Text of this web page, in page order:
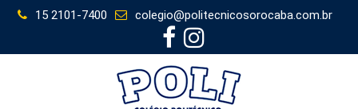
Skip
content
15 2101-7400 colegio@politecnicosorocaba.com.br